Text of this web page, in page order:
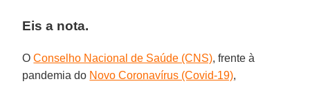
Eis a nota.
OConselho Nacional de Saúde (CNS), frente à
pandemia do Novo Coronavírus (Covid-19),